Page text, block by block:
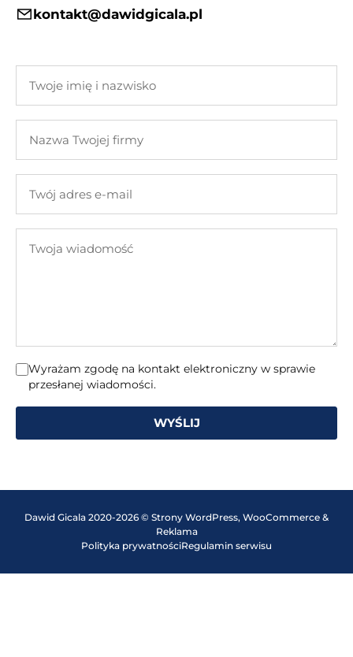
kontakt@dawidgicala.pl
imię
nazwisko
Twojej
adres
mail
wiadomość
Wyrażam zgodę na kontakt elektroniczny w sprawie
przesłanej wiadomości.
WYŚLIJ
Dawid Gicala 2020-2026 © Strony WordPress, WooCommerce &
Reklama
Polityka prywatnościRegulamin serwisu